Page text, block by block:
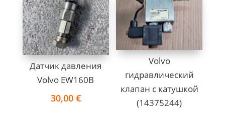
Датчик давления
Volvo EW160B
30,00 €
Volvo
гидравлический
клапан с катушкoй
(14375244)